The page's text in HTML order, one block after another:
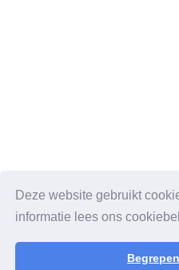
Deze website gebruikt
informatie lees ons
Begrepen